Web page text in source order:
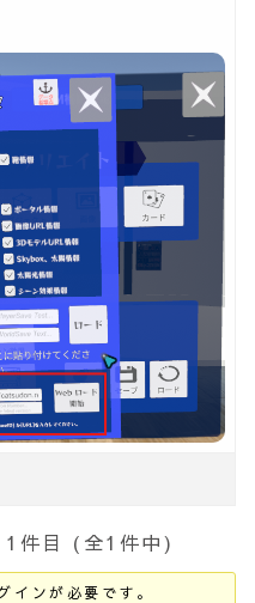
件目 (全1件中)
インが必要です。